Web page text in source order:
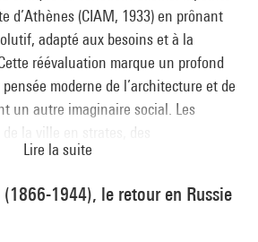
ambiguïtés du rationalisme italien
: Olivier Cinqualbre)
la française (1947-1953) : un art de
Schulmann, Vanessa Noizet et
d’Athènes (CIAM, 1933) en prônant
adapté aux besoins et à la
réévaluation marque un profond
moderne de l’architecture et de
un autre imaginaire social. Les
la ville en strates, des
des structures flexibles et de «
contemporain.
Lire la suite
1944), le retour en Russie